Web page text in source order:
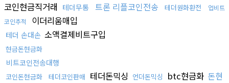
코인현금직거래 테더무통 트론 리플코인전송 테더원화환전
업비트
코인추적
이더리움매입
테더 손대손 소액결제비트구입
현금돈현금화
비트코인전송대행
코인돈현금화 테더코인판매 테더돈믹싱 언더돈믹싱 btc현금화 돈현